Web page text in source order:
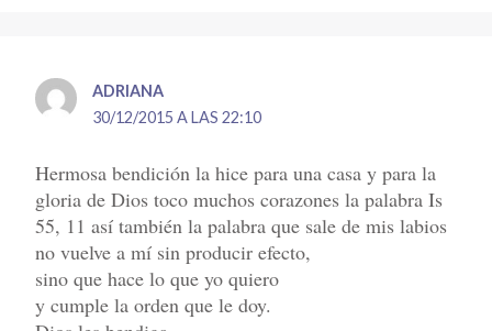
ADRIANA
30/12/2015 A LAS 22:10
Hermosa bendición la hice para una casa y para la
gloria de Dios toco muchos corazones la palabra Is
55, 11 así también la palabra que sale de mis labios
no vuelve a mí sin producir efecto,
sino que hace lo que yo quiero
y cumple la orden que le doy.